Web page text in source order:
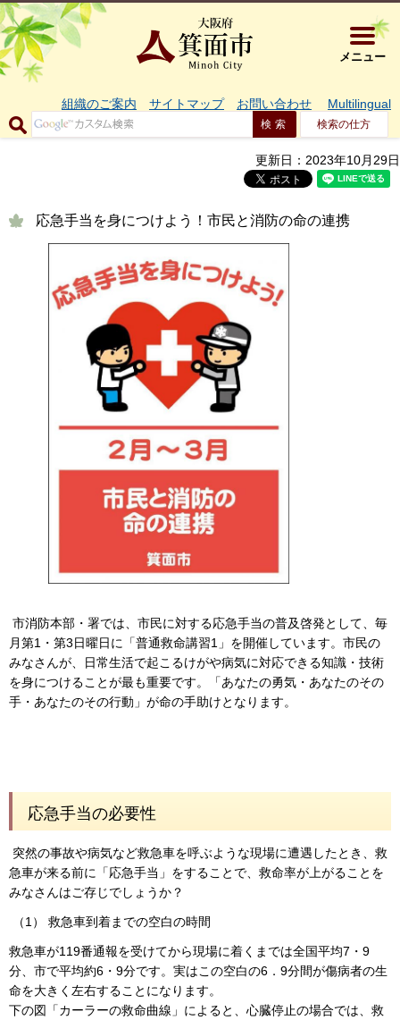
大阪府箕
メニュー
組織のご案内 サイトマップ お問い合わせ Multilingual
検索の仕方
更新日：2023年10月29日
応急手当を身につけよう！市民と消防の命の連携
市消防本部・署では、市民に対する応急手当の普及啓発として、毎
月第1・第3日曜日に「普通救命講習1」を開催しています。市民の
みなさんが、日常生活で起こるけがや病気に対応できる知識・技術
を身につけることが最も重要です。「あなたの勇気・あなたのその
手・あなたのその行動」が命の手助けとなります。
応急手当の必要性
突然の事故や病気など救急車を呼ぶような現場に遭遇したとき、救
急車が来る前に「応急手当」をすることで、救命率が上がることを
みなさんはご存じでしょうか？
（1） 救急車到着までの空白の時間
救急車が119番通報を受けてから現場に着くまでは全国平均7・9
分、市で平均約6・9分です。実はこの空白の6．9分間が傷病者の生
命を大きく左右することになります。
下の図「カーラーの救命曲線」によると、心臓停止の場合では、救